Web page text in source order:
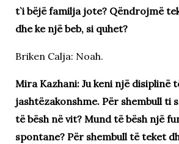
t`i bëjë familja jote? Qëndrojmë
dhe ke një beb, si quhet?
Briken Calja: Noah.
Mira Kazhani: Ju keni një disiplinë
jashtëzakonshme. Për shembull ti
të bësh në vit? Mund të bësh një
spontane? Për shembull të teket